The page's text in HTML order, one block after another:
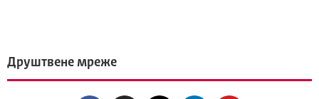
Друштвене мреже